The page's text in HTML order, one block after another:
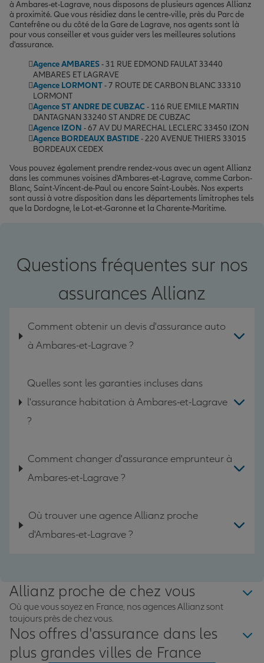
à Ambares-et-Lagrave, nous disposons de plusieurs agences Allianz
à proximité. Que vous résidiez dans le centre-ville, près du Parc de
Cantefrêne ou du côté de la Gare de Lagrave, nos agents sont là
pour vous conseiller et vous guider vers les meilleures solutions
d'assurance.
Agence AMBARES- 31 RUE EDMOND FAULAT 33440
AMBARES ET LAGRAVE
Agence LORMONT- 7 ROUTE DE CARBON BLANC 33310
LORMONT
Agence ST ANDRE DE CUBZAC - 116 RUE EMILE MARTIN
DANTAGNAN 33240 ST ANDRE DE CUBZAC
Agence IZON - 67 AV DU MARECHAL LECLERC 33450 IZON
Agence BORDEAUX BASTIDE- 220 AVENUE THIERS 33015
BORDEAUX CEDEX
Vous pouvez également prendre rendez-vous avec un agent Allianz
dans les communes voisines d'Ambares-et-Lagrave, comme Carbon-
Blanc, Saint-Vincent-de-Paul ou encore Saint-Loubès. Nos experts
sont aussi à votre disposition dans les départements limitrophes tels
que la Dordogne, le Lot-et-Garonne et la Charente-Maritime.
Questions fréquentes sur nos
assurances Allianz
Comment obtenir un devis d'assurance auto
à Ambares-et-Lagrave ?
Quelles sont les garanties incluses dans
l'assurance habitation à Ambares-et-Lagrave
?
Comment changer d'assurance emprunteur à
Ambares-et-Lagrave ?
Où trouver une agence Allianz proche
d'Ambares-et-Lagrave ?
Allianz proche de chez vous
Où que vous soyez en France, nos agences Allianz sont
toujours près de chez vous.
Nos offres d'assurance dans les
plus grandes villes de France